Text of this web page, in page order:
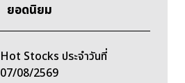
ยอดนิยม
Hot Stocks ประจำวันที่
07/08/2569